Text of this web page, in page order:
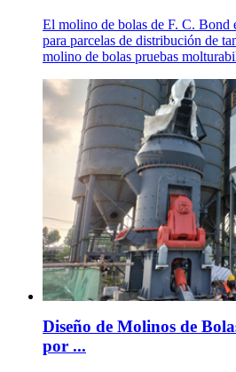
El molino de bolas de F. C. Bond
para parcelas de distribución de
molino de bolas pruebas
Diseño de Molinos de
por ...